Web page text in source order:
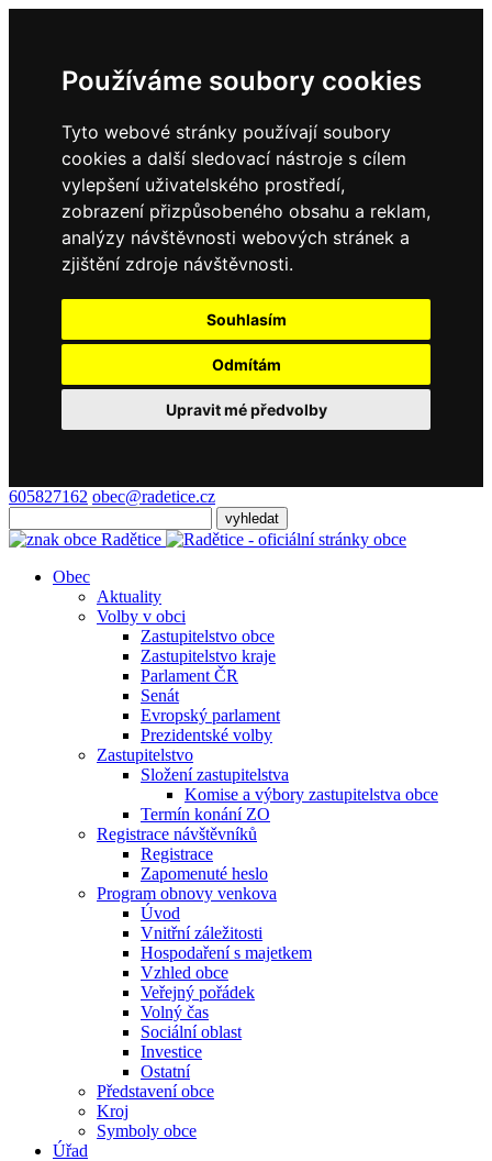
Používáme soubory cookies
Tyto webové stránky používají soubory
cookies a další sledovací nástroje s cílem
vylepšení uživatelského prostředí,
zobrazení přizpůsobeného obsahu a reklam,
analýzy návštěvnosti webových stránek a
zjištění zdroje návštěvnosti.
Souhlasím
Odmítám
Upravit mé předvolby
605827162 obec@radetice.cz
Obec
Aktuality
Volby v obci
Zastupitelstvo obce
Zastupitelstvo kraje
Parlament ČR
Senát
Evropský parlament
Prezidentské volby
Zastupitelstvo
Složení zastupitelstva
Komise a výbory zastupitelstva obce
Termín konání ZO
Registrace návštěvníků
Registrace
Zapomenuté heslo
Program obnovy venkova
Úvod
Vnitřní záležitosti
Hospodaření s majetkem
Vzhled obce
Veřejný pořádek
Volný čas
Sociální oblast
Investice
Ostatní
Představení obce
Kroj
Symboly obce
Úřad